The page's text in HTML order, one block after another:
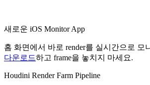
새로운 iOS Monitor App
홈 화면에서 바로 render를 실시간으로 모
다운로드하고 frame을 놓치지 마세요.
Houdini Render Farm Pipeline